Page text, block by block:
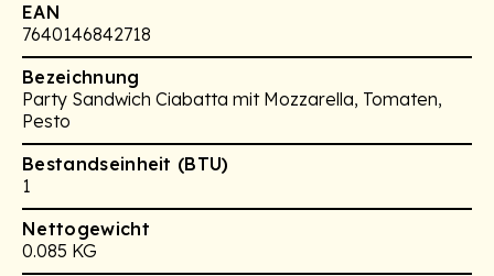
EAN
7640146842718
Bezeichnung
Party Sandwich Ciabatta mit Mozzarella, Tomaten,
Pesto
Bestandseinheit (BTU)
1
Nettogewicht
0.085 KG